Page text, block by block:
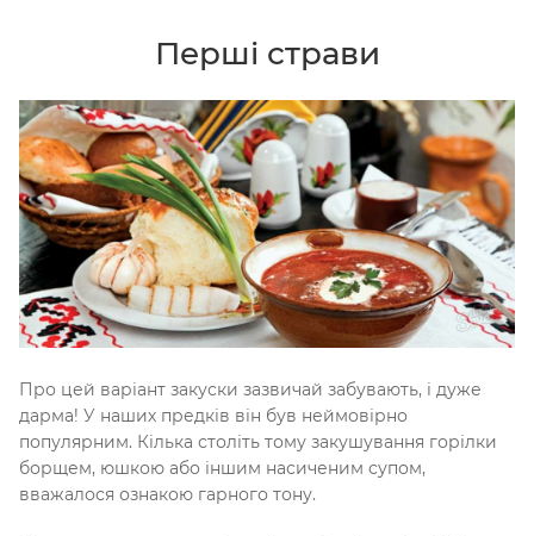
Перші страви
Про цей варіант закуски зазвичай забувають, і дуже
дарма! У наших предків він був неймовірно
популярним. Кілька століть тому закушування горілки
борщем, юшкою або іншим насиченим супом,
вважалося ознакою гарного тону.